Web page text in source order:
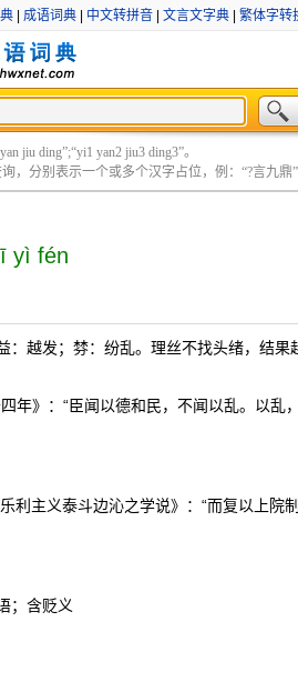
成语词典 中文转拼音 文言文字典 繁体字转
jiu ding”;“yi1 yan2 jiu3 ding3”。
，分别表示一个或多个汉字占位，例：“?言九鼎”
yì fén
：越发；棼：纷乱。理丝不找头绪，结
四年》：“臣闻以德和民，不闻以乱。以乱
利主义泰斗边沁之学说》：“而复以上院
；含贬义